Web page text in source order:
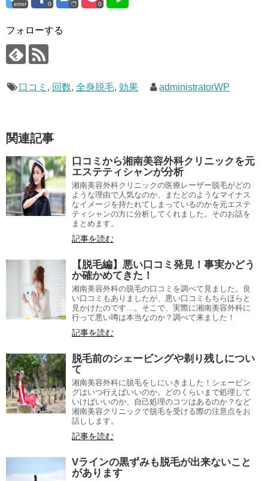
error 0 0
フォローする
口コミ , 回数, 全身脱毛, 効果 administratorWP
関連記事
口コミから湘南美容外科クリニックを元
エステティシャンが分析
湘南美容外科クリニックの医療レーザー脱毛がどの
ような理由で人気なのか、またどのようなマイナス
なイメージを持たれてしまっているのかを元エステ
ティシャンの方に分析してくれました。そのお話を
まとめます。
記事を読む
【脱毛編】悪い口コミ発見！事実かどう
か確かめてきた！
湘南美容外科の脱毛の口コミを調べて見ました。良
い口コミもありましたが、悪い口コミもちらほらと
見かけたのです…。そこで、実際に湘南美容外科に
行って悪い噂は本当なのか？調べて来ました！
記事を読む
脱毛前のシェービングや剃り残しについ
て
湘南美容外科に脱毛をしにいきました！シェービン
グはいつ行えばいいのか。どのくらいまで処理して
いけばいいのか、自己処理のコツはあるのか？など
湘南美容クリニックで脱毛を受ける際の注意点をお
話しします。
記事を読む
Vラインの黒ずみも脱毛が出来ないこと
があります